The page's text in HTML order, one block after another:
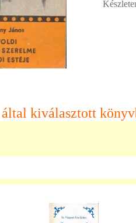
kiválasztott